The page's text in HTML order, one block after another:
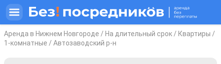
Аренда в Нижнем Новгороде / На длительный срок / Квартиры /
1-комнатные / Автозаводский р-н